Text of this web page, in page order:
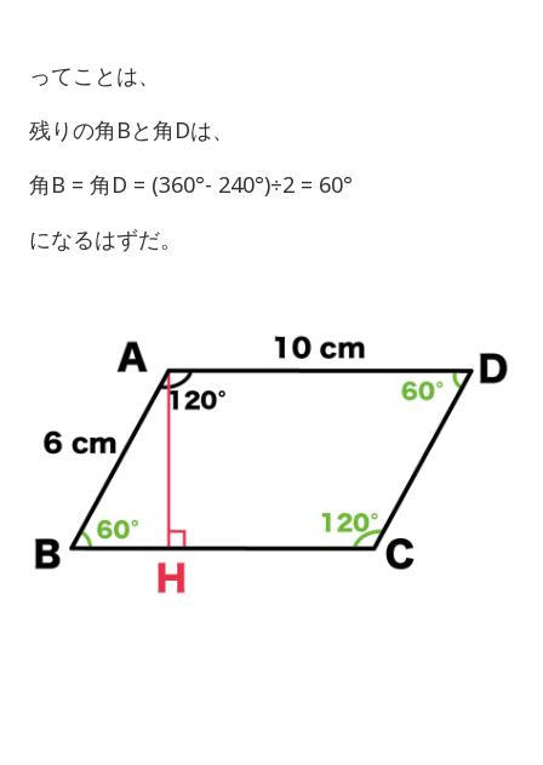
ってことは、
残りの角Bと角Dは、
角B = 角D = (360°- 240°)÷2 = 60°
になるはずだ。